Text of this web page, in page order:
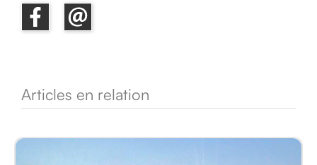
Articles en relation